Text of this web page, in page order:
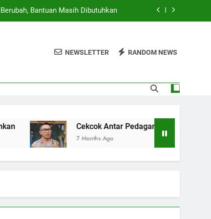
Bantuan Masih Dibutuhkan
Ruas Jalan dan 10 RT Terendam
23 Ruas Jalan dan 10 RT Terendam
NEWSLETTER RANDOM NEWS
Cekcok Antar Pedagang Cilok di Jakbar Berujung
7 Months Ago